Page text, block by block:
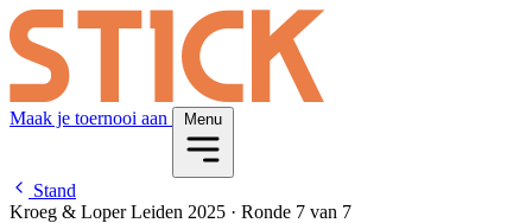
Maak je toernooi aan Menu
Stand
Kroeg & Loper Leiden 2025 · Ronde 7 van 7